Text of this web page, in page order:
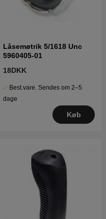
Låsemøtrik 5/1618 Unc
5960405-01
18DKK
Best.vare. Sendes om 2–5
dage
Køb